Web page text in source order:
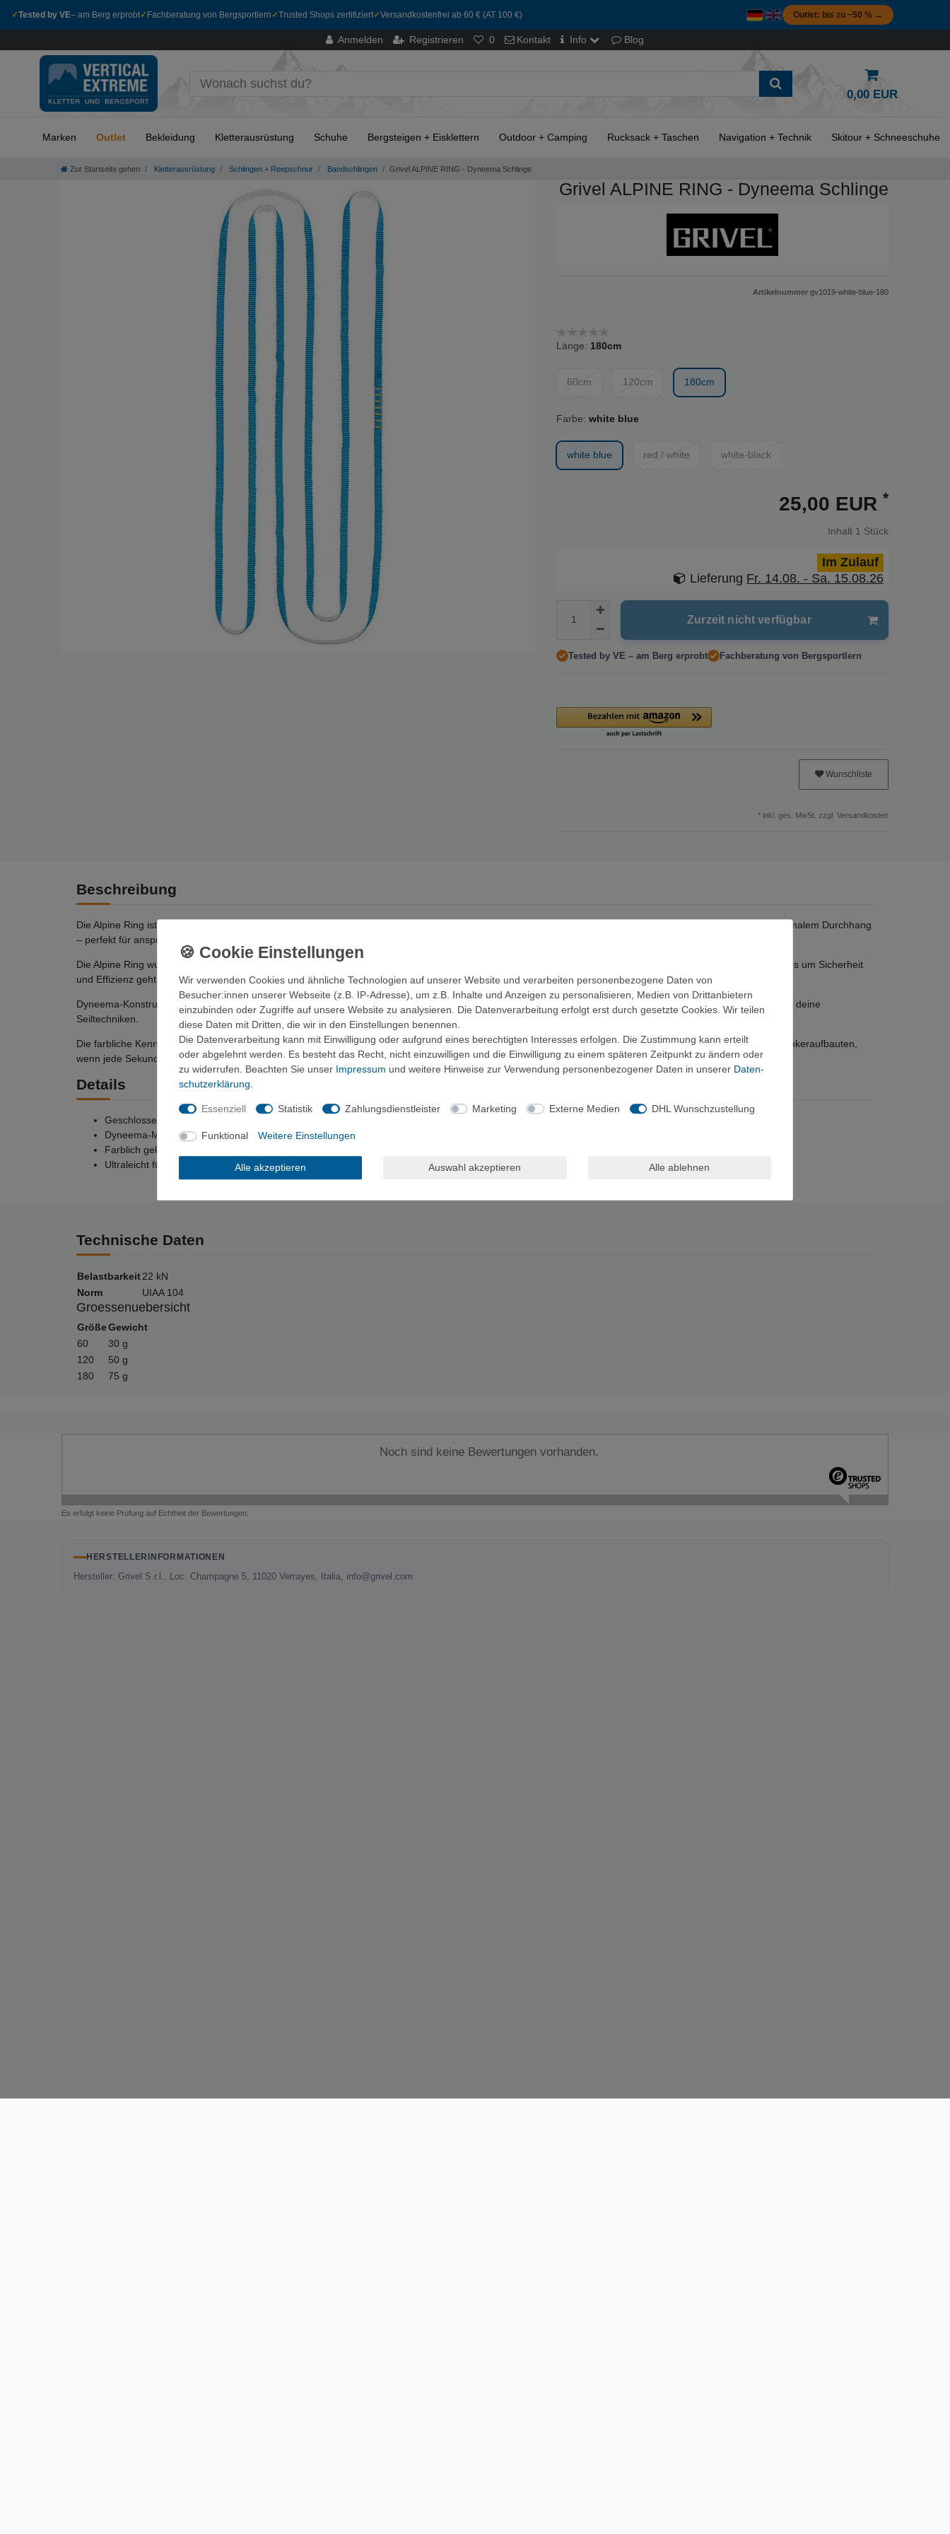
✓Tested by VE– am Berg erprobt✓ Fachberatung von Bergsportlern ✓Trusted Shops zertifiziert✓Versandkostenfrei ab 60 € (AT 100 €) Outlet: bis zu −50 % →
Anmelden Registrieren 0 Kontakt Info Blog
0,00 EUR
Marken Outlet Bekleidung Kletterausrüstung Schuhe Bergsteigen + Eisklettern Outdoor + Camping Rucksack + Taschen Navigation + Technik Skitour + Schneeschuhe
Zur Startseite gehen Kletterausrüstung Schlingen + Reepschnur Bandschlingen Grivel ALPINE RING - Dyneema Schlinge
Grivel ALPINE RING - Dyneema Schlinge
Artikelnummer gv1019-white-blue-180
Länge: 180cm
60cm 120cm 180cm
Farbe: white blue
white blue red / white white-black
25,00 EUR *
Inhalt 1 Stück
Im Zulauf
Lieferung Fr. 14.08. - Sa. 15.08.26
Zurzeit nicht verfügbar
Tested by VE – am Berg erprobt Fachberatung von Bergsportlern
Wunschliste
* inkl. ges. MwSt. zzgl. Versandkosten
Beschreibung
Die Alpine Ring ist deine leichte Universalschlinge für schnelle Anker und Rigging-Aufbauten. Mit Dyneema-Material kombinierst du maximale Festigkeit mit minimalem Durchhang
– perfekt für anspruchsvolle Mehrseillängen.
Die Alpine Ring wurde speziell für Ankeraufbau und Rigging-Arbeiten konzipiert. Das geschlossene Design macht sie zu einer verlässlichen Komponente, wenn es um Sicherheit
und Effizienz geht.
Dyneema-Konstruktion bringt dir hohe Bruchfestigkeit bei gleichzeitig niedrigem Dehnungsverhalten. Das bedeutet: minimale Elastizität, maximale Kontrolle über deine
Seiltechniken.
Die farbliche Kennzeichnung der verschiedenen Längen ermöglicht dir schnelle Identifikation während des Einsatzes – ein praktisches Feature bei komplexen Ankeraufbauten,
wenn jede Sekunde zählt.
Details
Geschlossene Schlinge für Ankeraufbau und Rigging
Dyneema-Material: hohe Festigkeit, niedriger Dehnungsgrad
Farblich gekennzeichnete Längen für schnelle Identifikation
Ultraleicht für optimales Gewichtsmanagement
Technische Daten
Belastbarkeit22 kN
Norm
UIAA 104
Groessenuebersicht
GrößeGewicht
60
30 g
120
50 g
180
75 g
Noch sind keine Bewertungen vorhanden.
Es erfolgt keine Prüfung auf Echtheit der Bewertungen.
HERSTELLERINFORMATIONEN
Hersteller: Grivel S.r.l., Loc. Champagne 5, 11020 Verrayes, Italia, info@grivel.com
Wir verwenden Cookies und ähnliche Technologien auf unserer Website und verarbeiten personenbezogene Daten von
Besucher:innen unserer Webseite (z.B. IP-Adresse), um z.B. Inhalte und Anzeigen zu personalisieren, Medien von Drittanbietern
einzubinden oder Zugriffe auf unsere Website zu analysieren. Die Datenverarbeitung erfolgt erst durch gesetzte Cookies. Wir teilen
diese Daten mit Dritten, die wir in den Einstellungen benennen.
Die Datenverarbeitung kann mit Einwilligung oder aufgrund eines berechtigten Interesses erfolgen. Die Zustimmung kann erteilt
oder abgelehnt werden. Es besteht das Recht, nicht einzuwilligen und die Einwilligung zu einem späteren Zeitpunkt zu ändern oder
zu widerrufen. Beachten Sie unser Impressum und weitere Hinweise zur Verwendung personenbezogener Daten in unserer Daten­
schutz­erklärung
Essenziell Statistik Zahlungsdienstleister Marketing Externe Medien DHL Wunschzustellung
Funktional Weitere Einstellungen
Alle akzeptieren Auswahl akzeptieren Alle ablehnen